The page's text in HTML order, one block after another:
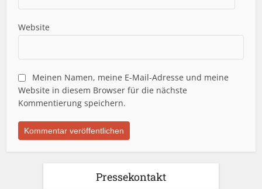
Website
Meinen Namen, meine E-Mail-Adresse und meine
Website in diesem Browser für die nächste
Kommentierung speichern.
Pressekontakt